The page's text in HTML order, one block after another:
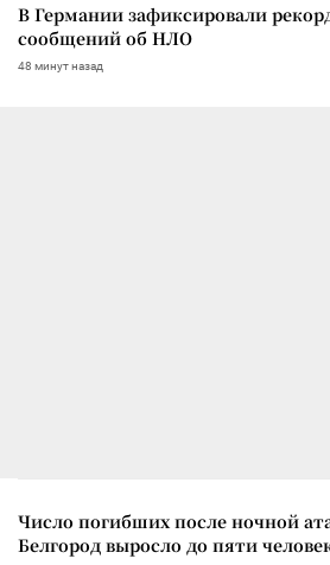
В Германии зафиксировали
сообщений об НЛО
48 минут назад
Число погибших после ночной
Белгород выросло до пяти